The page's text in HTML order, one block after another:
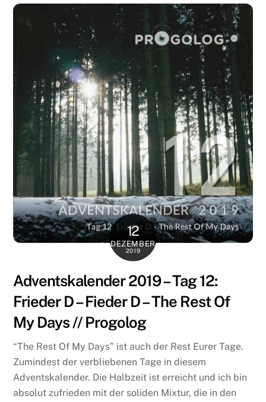
12
DEZEMBER
2019
Adventskalender 2019 – Tag 12:
Frieder D – Fieder D – The Rest Of
My Days // Progolog
“The Rest Of My Days” ist auch der Rest Eurer Tage.
Zumindest der verbliebenen Tage in diesem
Adventskalender. Die Halbzeit ist erreicht und ich bin
absolut zufrieden mit der soliden Mixtur, die in den